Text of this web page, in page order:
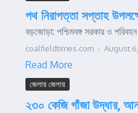
পথ নিরাপত্তা সপ্তাহ
বড়জোড়া: পশ্চিমবঙ্গ সরকার ও
coalfieldtimes.com August
Read More
জেলায় জেলায়
২৩০ কেজি গাঁজা উদ্ধার,